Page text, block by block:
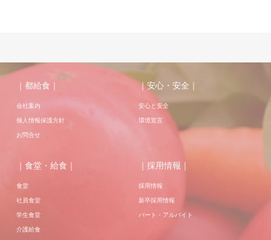
｜都給食｜
会社案内
個人情報保護方針
お問合せ
｜安心・安全｜
安心と安全
環境宣言
｜食堂・給食｜
食堂
社員食堂
学生食堂
介護給食
｜採用情報｜
採用情報
新卒採用情報
パート・アルバイト